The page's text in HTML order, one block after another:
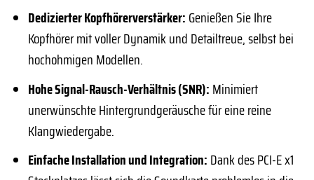
Dedizierter Kopfhörerverstärker: Genießen Sie Ihre
Kopfhörer mit voller Dynamik und Detailtreue, selbst bei
hochohmigen Modellen.
Hohe Signal-Rausch-Verhältnis (SNR): Minimiert
unerwünschte Hintergrundgeräusche für eine reine
Klangwiedergabe.
Einfache Installation und Integration: Dank des PCI-E x1